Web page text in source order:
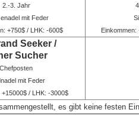
2.-3. Jahr
mit Feder
+750$ / LHK: -600$
Einkommen:
Seeker /
Sucher
Chefposten
mit Feder
+15000$ / LHK: -3000$
es gibt keine festen